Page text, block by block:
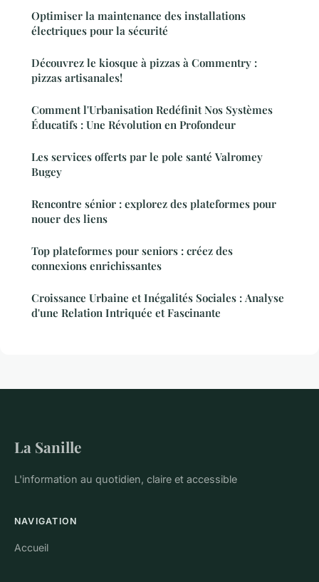
Optimiser la maintenance des installations
électriques pour la sécurité
Découvrez le kiosque à pizzas à Commentry :
pizzas artisanales!
Comment l'Urbanisation Redéfinit Nos Systèmes
Éducatifs : Une Révolution en Profondeur
Les services offerts par le pole santé Valromey
Bugey
Rencontre sénior : explorez des plateformes pour
nouer des liens
Top plateformes pour seniors : créez des
connexions enrichissantes
Croissance Urbaine et Inégalités Sociales : Analyse
d'une Relation Intriquée et Fascinante
La Sanille
L'information au quotidien, claire et accessible
NAVIGATION
Accueil